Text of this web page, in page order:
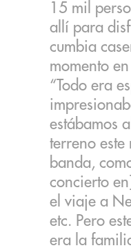
15 mil
allí para
cumbia
momento
“Todo era
estábamos
terreno
banda,
concierto
el viaje a
etc. Pero
era la